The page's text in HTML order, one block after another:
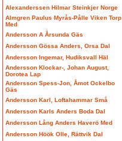
Alexanderssen Hilmar Steinkjer Norge
Almgren Paulus Myrås-Pålle Viken Torp
Med
Andersson A Årsunda Gäs
Andersson Gössa Anders, Orsa Dal
Andersson Ingemar, Hudiksvall Häl
Andersson Klockar-, Johan August,
Dorotea Lap
Andersson Spess-Jon, Åmot Ockelbo
Gäs
Andersson Karl, Loftahammar Små
Andersson Karls Anders Boda Dal
Andersson Lång Anders Haverö Med
Andersson Höök Olle, Rättvik Dal